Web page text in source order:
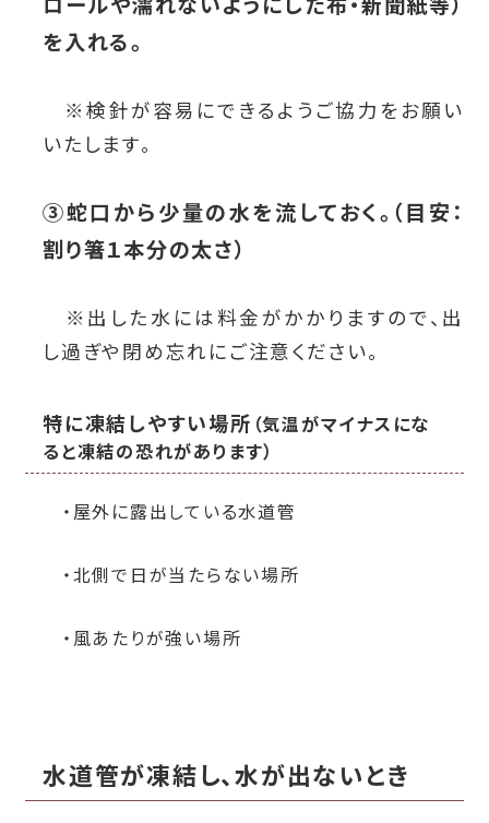
を入れる。
※検針が容易にできるようご協力をお願い
いたします。
③蛇口から少量の水を流しておく。（目安：
割り箸１本分の太さ）
※出した水には料金がかかりますので、出
し過ぎや閉め忘れにご注意ください。
特に凍結しやすい場所 （気温がマイナスにな
ると凍結の恐れがあります）
・屋外に露出している水道管
・北側で日が当たらない場所
・風あたりが強い場所
水道管が凍結し、水が出ないとき